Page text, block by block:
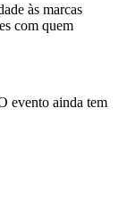
às marcas
com quem
evento ainda tem